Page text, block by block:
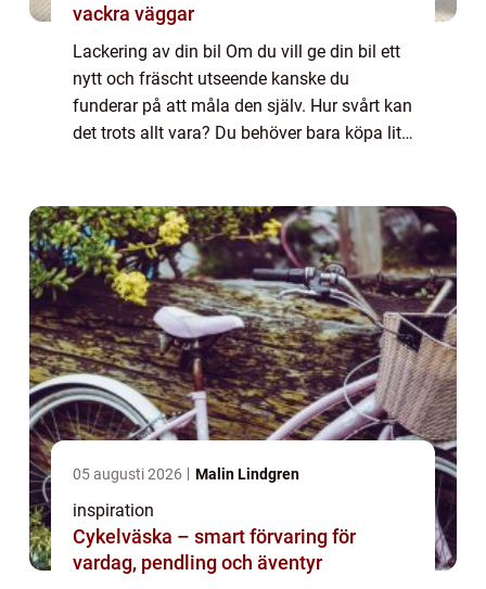
vackra väggar
Lackering av din bil Om du vill ge din bil ett
nytt och fräscht utseende kanske du
funderar på att måla den själv. Hur svårt kan
det trots allt vara? Du behöver bara köpa lite
05 augusti 2026 Malin Lindgren
inspiration
Cykelväska – smart förvaring för
vardag, pendling och äventyr